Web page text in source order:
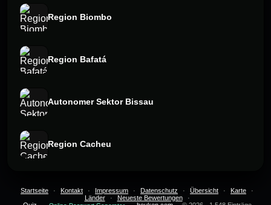
Region Biombo
Region Bafatá
Autonomer Sektor Bissau
Region Cacheu
Startseite · Kontakt · Impressum · Datenschutz · Übersicht · Karte
·
Länder
· Neueste Bewertungen
·